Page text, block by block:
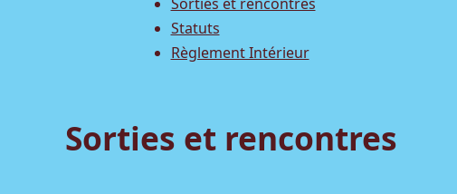
Statuts
Règlement Intérieur
Sorties et rencontres